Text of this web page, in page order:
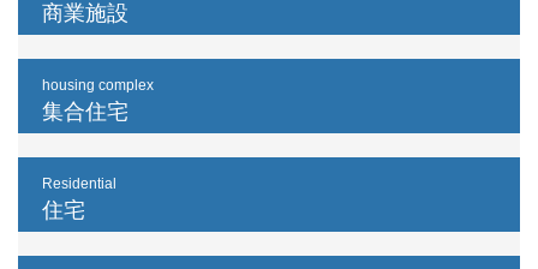
商業施設
housing complex
集合住宅
Residential
住宅